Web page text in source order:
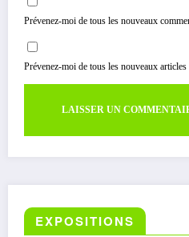
Prévenez-moi de tous les nouveaux
Prévenez-moi de tous les nouveaux articles
EXPOSITIONS